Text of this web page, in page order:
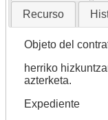
Recurso
Objeto del
herriko
azterketa.
Expediente